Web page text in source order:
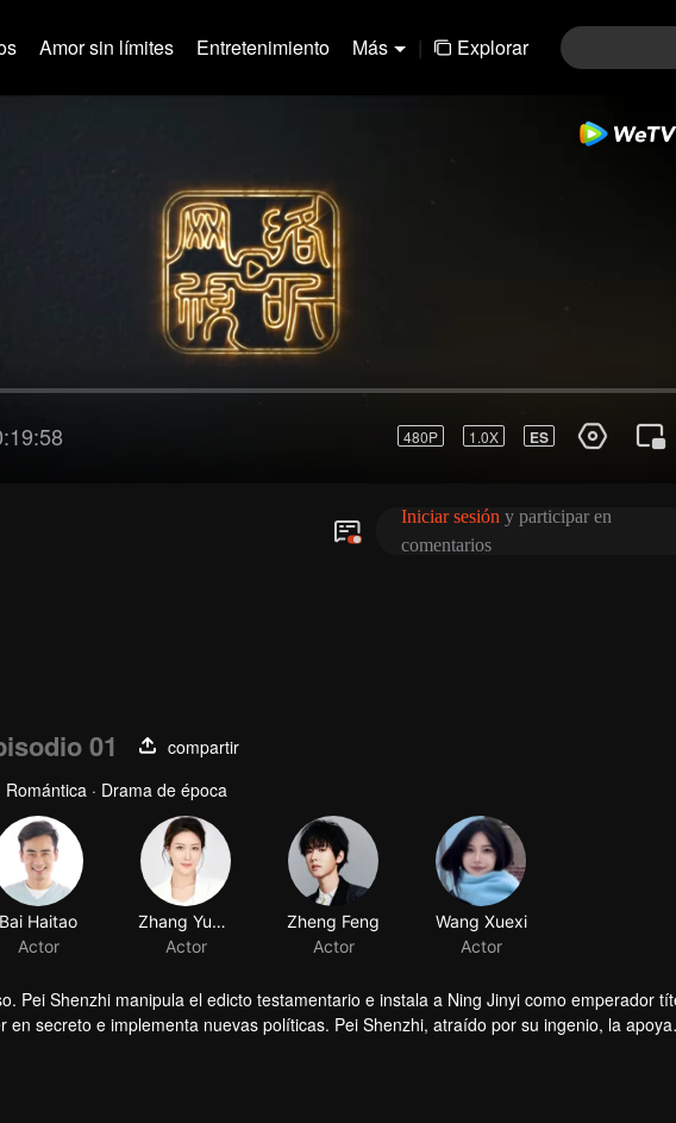
Amor sin límites Entretenimiento Más | Explorar
01
compartir
Romántica · Drama de época
Bai Haitao
Actor
Zhang Yuanyu
Actor
Pei Shenzhi manipula el edicto testamentario e instala a Ning Jinyi como emperador
en secreto e implementa nuevas políticas. Pei Shenzhi, atraído por su ingenio, la apoya
y se convierte en una gran emperatriz.